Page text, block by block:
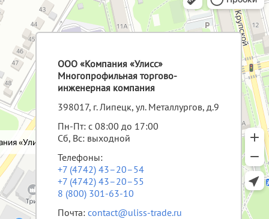
ООО «Компания «Улисс»
Многопрофильная торгово-
инженерная компания
398017, г. Липецк, ул. Металлургов, д.9
Пн-Пт: с 08:00 до 17:00
Сб, Вс: выходной
Телефоны:
+7 (4742) 43–20–54
+7 (4742) 43–20–55
8 (800) 301-63-10
Почта:contact@uliss-trade.ru